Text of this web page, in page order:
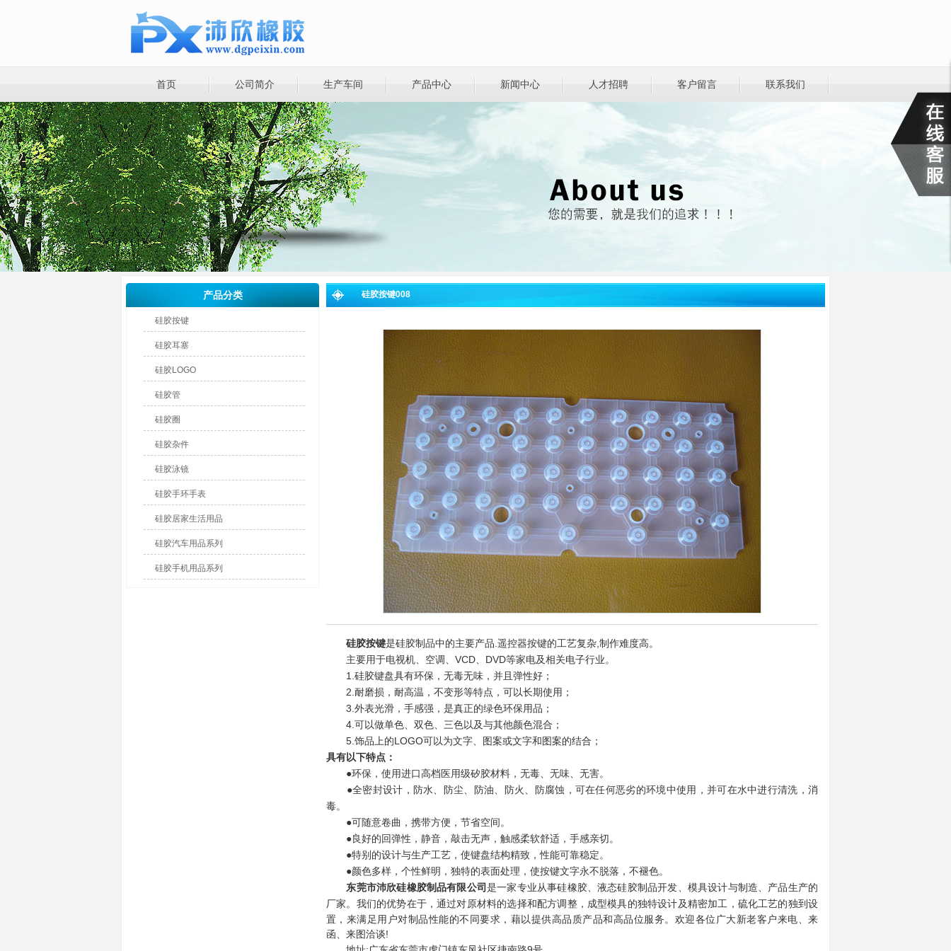
首页 公司简介 生产车间 产品中心 新闻中心 人才招聘 客户留言 联系我们
产品分类
硅胶按键
硅胶耳塞
硅胶LOGO
硅胶管
硅胶圈
硅胶杂件
硅胶泳镜
硅胶手环手表
硅胶居家生活用品
硅胶汽车用品系列
硅胶手机用品系列
硅胶按键008
硅胶按键是硅胶制品中的主要产品.遥控器按键的工艺复杂,制作难度高。
主要用于电视机、空调、VCD、DVD等家电及相关电子行业。
1.硅胶键盘具有环保，无毒无味，并且弹性好；
2.耐磨损，耐高温，不变形等特点，可以长期使用；
3.外表光滑，手感强，是真正的绿色环保用品；
4.可以做单色、双色、三色以及与其他颜色混合；
5.饰品上的LOGO可以为文字、图案或文字和图案的结合；
具有以下特点：
●环保，使用进口高档医用级矽胶材料，无毒、无味、无害。
●全密封设计，防水、防尘、防油、防火、防腐蚀，可在任何恶劣的环境中使用，并可在水中进行清洗，消
毒。
●可随意卷曲，携带方便，节省空间。
●良好的回弹性，静音，敲击无声，触感柔软舒适，手感亲切。
●特别的设计与生产工艺，使键盘结构精致，性能可靠稳定。
●颜色多样，个性鲜明，独特的表面处理，使按键文字永不脱落，不褪色。
东莞市沛欣硅橡胶制品有限公司是一家专业从事硅橡胶、液态硅胶制品开发、模具设计与制造、产品生产的
厂家。 我们的优势在于，通过对原材料的选择和配方调整，成型模具的独特设计及精密加工，硫化工艺的独到设
置，来满足用户对制品性能的不同要求，藉以提供高品质产品和高品位服务。欢迎各位广大新老客户来电、来
函、来图洽谈!